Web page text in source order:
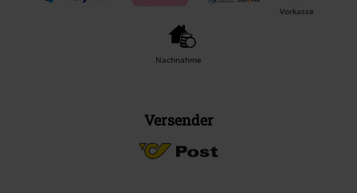
Vorkasse
Nachnahme
Versender